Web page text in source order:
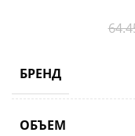
БРЕНД
ОБЪЕМ